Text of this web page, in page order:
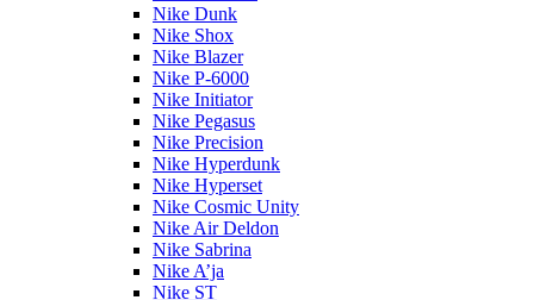
Nike Dunk
Nike Shox
Nike Blazer
Nike P-6000
Nike Initiator
Nike Pegasus
Nike Precision
Nike Hyperdunk
Nike Hyperset
Nike Cosmic Unity
Nike Air Deldon
Nike Sabrina
Nike A’ja
Nike ST